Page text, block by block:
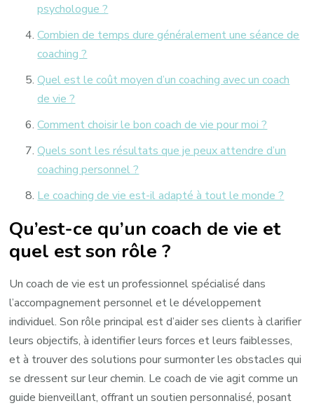
psychologue ?
Combien de temps dure généralement une séance de
coaching ?
Quel est le coût moyen d’un coaching avec un coach
de vie ?
Comment choisir le bon coach de vie pour moi ?
Quels sont les résultats que je peux attendre d’un
coaching personnel ?
Le coaching de vie est-il adapté à tout le monde ?
Qu’est-ce qu’un coach de vie et
quel est son rôle ?
Un coach de vie est un professionnel spécialisé dans
l’accompagnement personnel et le développement
individuel. Son rôle principal est d’aider ses clients à clarifier
leurs objectifs, à identifier leurs forces et leurs faiblesses,
et à trouver des solutions pour surmonter les obstacles qui
se dressent sur leur chemin. Le coach de vie agit comme un
guide bienveillant, offrant un soutien personnalisé, posant